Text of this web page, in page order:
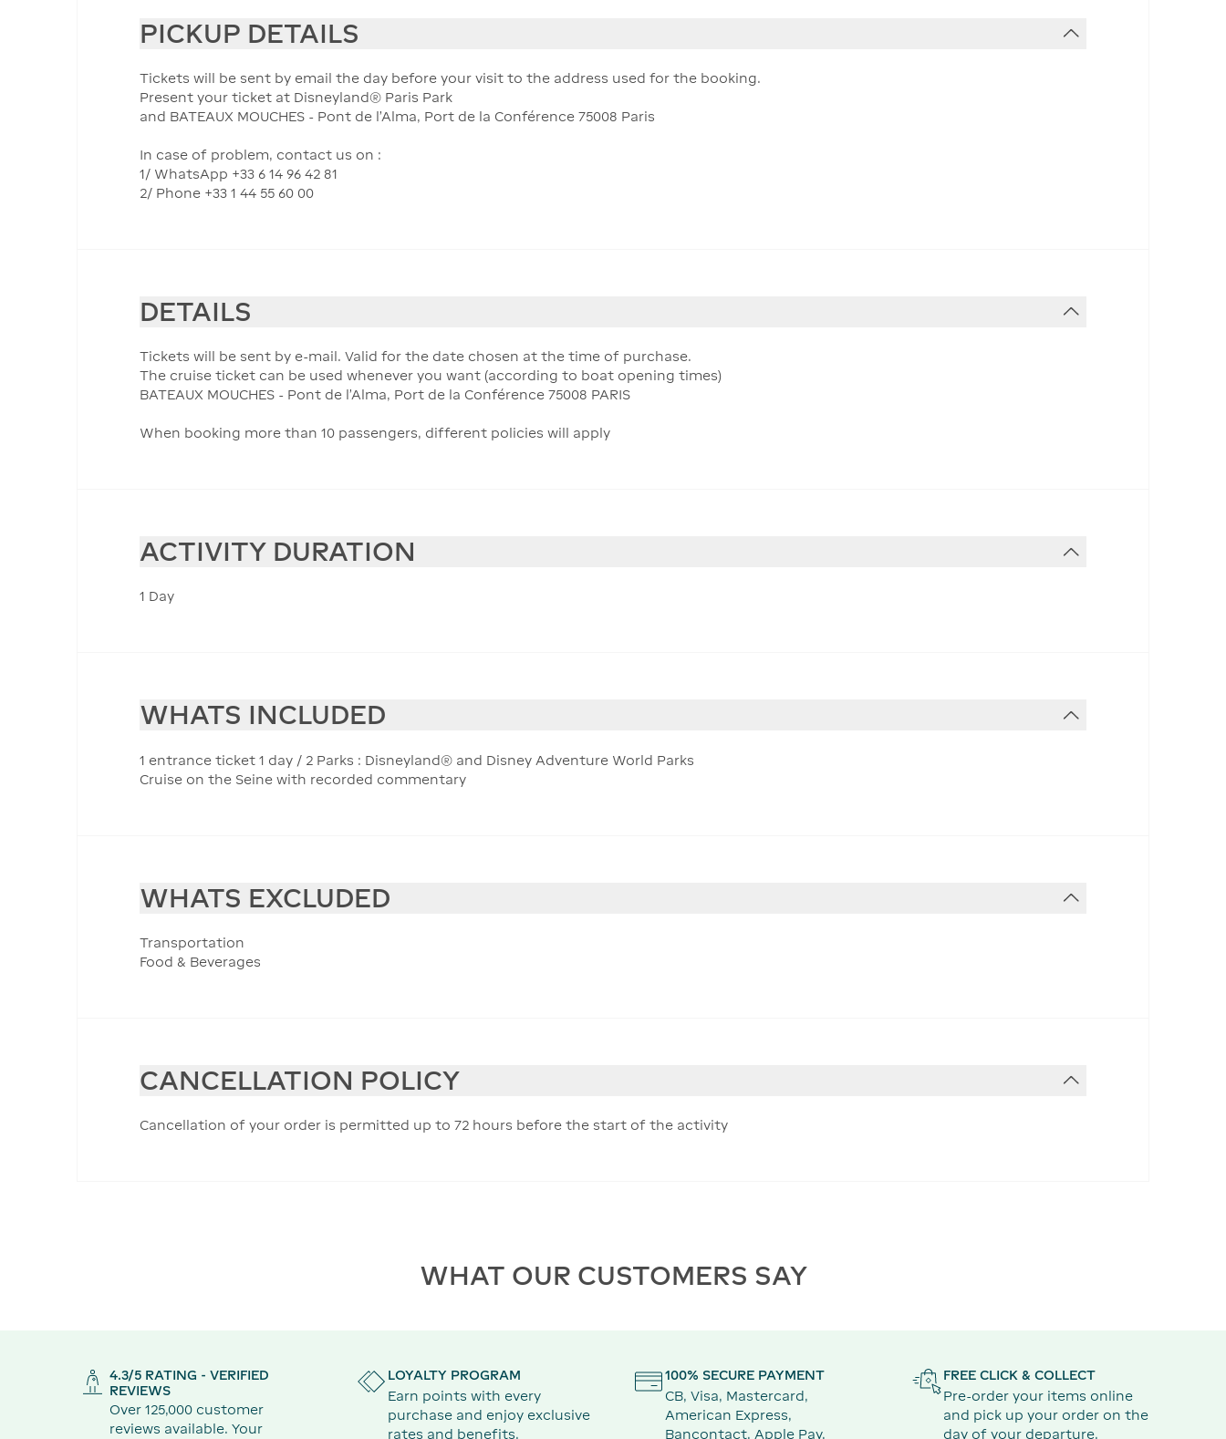
PICKUP DETAILS
Tickets will be sent by email the day before your visit to the address used for the booking.
Present your ticket at Disneyland® Paris Park
and BATEAUX MOUCHES - Pont de l'Alma, Port de la Conférence 75008 Paris
In case of problem, contact us on :
1/ WhatsApp +33 6 14 96 42 81
2/ Phone +33 1 44 55 60 00
DETAILS
Tickets will be sent by e-mail. Valid for the date chosen at the time of purchase.
The cruise ticket can be used whenever you want (according to boat opening times)
BATEAUX MOUCHES - Pont de l'Alma, Port de la Conférence 75008 PARIS
When booking more than 10 passengers, different policies will apply
ACTIVITY DURATION
1 Day
WHATS INCLUDED
1 entrance ticket 1 day / 2 Parks : Disneyland® and Disney Adventure World Parks
Cruise on the Seine with recorded commentary
WHATS EXCLUDED
Transportation
Food & Beverages
CANCELLATION POLICY
Cancellation of your order is permitted up to 72 hours before the start of the activity
WHAT OUR CUSTOMERS SAY
4.3/5 RATING - VERIFIED
REVIEWS
Over 125,000 customer
reviews available. Your
LOYALTY PROGRAM
Earn points with every
purchase and enjoy exclusive
rates and benefits.
100% SECURE PAYMENT
CB, Visa, Mastercard,
American Express,
Bancontact, Apple Pay,
FREE CLICK & COLLECT
Pre-order your items online
and pick up your order on the
day of your departure.